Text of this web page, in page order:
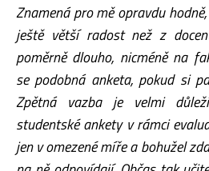
Znamená pro mě opravdu
ještě větší radost než z
poměrně dlouho, nicméně na
se podobná anketa, pokud si
Zpětná vazba je velmi
studentské ankety v rámci
jen v omezené míře a bohužel